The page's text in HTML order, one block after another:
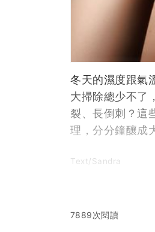
冬天的濕度跟氣
大掃除總少不了
裂、長倒刺？這
理，分分鐘釀成
Text/Sandra
7889次閱讀